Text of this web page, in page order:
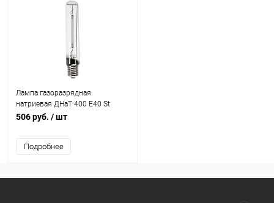
Лампа газоразрядная
натриевая ДНаТ 400 E40 St
Световые Решения 22104
506 руб. / шт
Подробнее